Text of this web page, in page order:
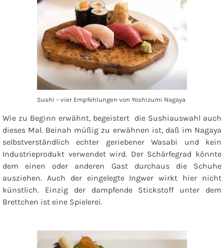
Sushi – vier Empfehlungen von Yoshizumi Nagaya
Wie zu Beginn erwähnt, begeistert die Sushiauswahl auch
dieses Mal. Beinah müßig zu erwähnen ist, daß im Nagaya
selbstverständlich echter geriebener Wasabi und kein
Industrieprodukt verwendet wird. Der Schärfegrad könnte
dem einen oder anderen Gast durchaus die Schuhe
ausziehen. Auch der eingelegte Ingwer wirkt hier nicht
künstlich. Einzig der dampfende Stickstoff unter dem
Brettchen ist eine Spielerei.